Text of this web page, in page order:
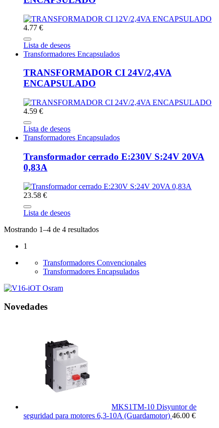
4.77 €
Lista de deseos
Transformadores Encapsulados
TRANSFORMADOR CI 24V/2,4VA
ENCAPSULADO
4.59 €
Lista de deseos
Transformadores Encapsulados
Transformador cerrado E:230V S:24V 20VA
0,83A
23.58 €
Lista de deseos
Mostrando 1–4 de 4 resultados
1
Transformadores Convencionales
Transformadores Encapsulados
Novedades
MKS1TM-10 Disyuntor de
seguridad para motores 6,3-10A (Guardamotor) 46.00 €